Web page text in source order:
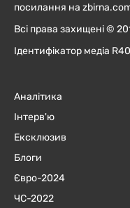
посилання на
Всі права захищені ©
Ідентифікатор медіа
Аналітика
Інтерв'ю
Ексклюзив
Блоги
Євро-2024
ЧC-2022